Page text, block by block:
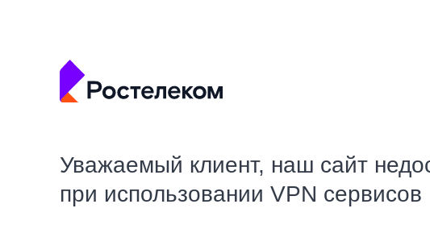
Уважаемый клиент, наш сайт
при использовании VPN сервисов